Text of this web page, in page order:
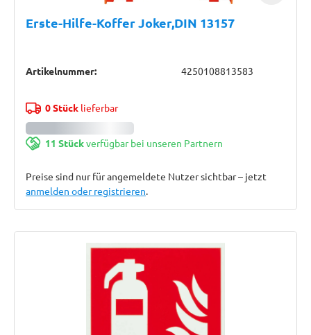
Erste-Hilfe-Koffer Joker,DIN 13157
Artikelnummer: 4250108813583
0 Stücklieferbar
11 Stückverfügbar bei unseren Partnern
Preise sind nur für angemeldete Nutzer sichtbar – jetzt
anmelden oder registrieren.